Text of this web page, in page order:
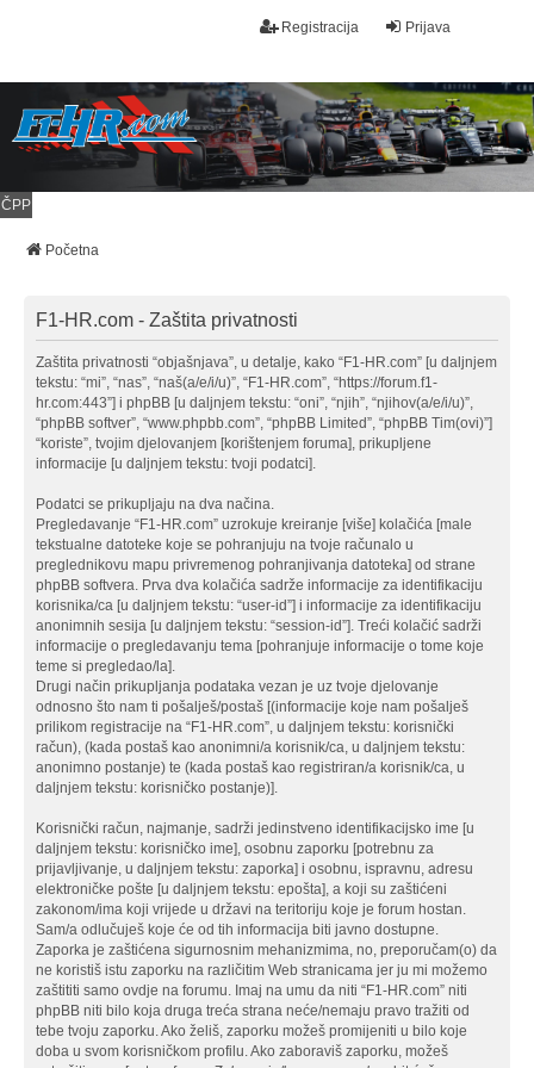
Prijava
Registracija
ČPP
Početna
F1-HR.com - Zaštita privatnosti
Zaštita privatnosti “objašnjava”, u detalje, kako “F1-HR.com” [u daljnjem
tekstu: “mi”, “nas”, “naš(a/e/i/u)”, “F1-HR.com”, “https://forum.f1-
hr.com:443”] i phpBB [u daljnjem tekstu: “oni”, “njih”, “njihov(a/e/i/u)”,
“phpBB softver”, “www.phpbb.com”, “phpBB Limited”, “phpBB Tim(ovi)”]
“koriste”, tvojim djelovanjem [korištenjem foruma], prikupljene
informacije [u daljnjem tekstu: tvoji podatci].
Podatci se prikupljaju na dva načina.
Pregledavanje “F1-HR.com” uzrokuje kreiranje [više] kolačića [male
tekstualne datoteke koje se pohranjuju na tvoje računalo u
preglednikovu mapu privremenog pohranjivanja datoteka] od strane
phpBB softvera. Prva dva kolačića sadrže informacije za identifikaciju
korisnika/ca [u daljnjem tekstu: “user-id”] i informacije za identifikaciju
anonimnih sesija [u daljnjem tekstu: “session-id”]. Treći kolačić sadrži
informacije o pregledavanju tema [pohranjuje informacije o tome koje
teme si pregledao/la].
Drugi način prikupljanja podataka vezan je uz tvoje djelovanje
odnosno što nam ti pošalješ/postaš [(informacije koje nam pošalješ
prilikom registracije na “F1-HR.com”, u daljnjem tekstu: korisnički
račun), (kada postaš kao anonimni/a korisnik/ca, u daljnjem tekstu:
anonimno postanje) te (kada postaš kao registriran/a korisnik/ca, u
daljnjem tekstu: korisničko postanje)].
Korisnički račun, najmanje, sadrži jedinstveno identifikacijsko ime [u
daljnjem tekstu: korisničko ime], osobnu zaporku [potrebnu za
prijavljivanje, u daljnjem tekstu: zaporka] i osobnu, ispravnu, adresu
elektroničke pošte [u daljnjem tekstu: epošta], a koji su zaštićeni
zakonom/ima koji vrijede u državi na teritoriju koje je forum hostan.
Sam/a odlučuješ koje će od tih informacija biti javno dostupne.
Zaporka je zaštićena sigurnosnim mehanizmima, no, preporučam(o) da
ne koristiš istu zaporku na različitim Web stranicama jer ju mi možemo
zaštititi samo ovdje na forumu. Imaj na umu da niti “F1-HR.com” niti
phpBB niti bilo koja druga treća strana neće/nemaju pravo tražiti od
tebe tvoju zaporku. Ako želiš, zaporku možeš promijeniti u bilo koje
doba u svom korisničkom profilu. Ako zaboraviš zaporku, možeš